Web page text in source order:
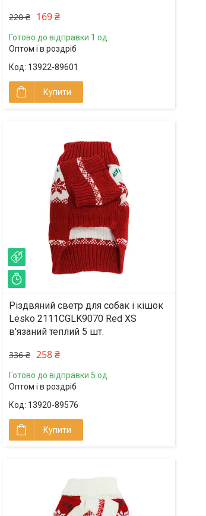
220 ₴ 169 ₴
Готово до відправки 1 од.
Оптом і в роздріб
13922-89601
Купити
Різдвяний светр для собак і кішок
Lesko 2111CGLK9070 Red XS
в'язаний теплий 5 шт.
336 ₴ 258 ₴
Готово до відправки 5 од.
Оптом і в роздріб
13920-89576
Купити